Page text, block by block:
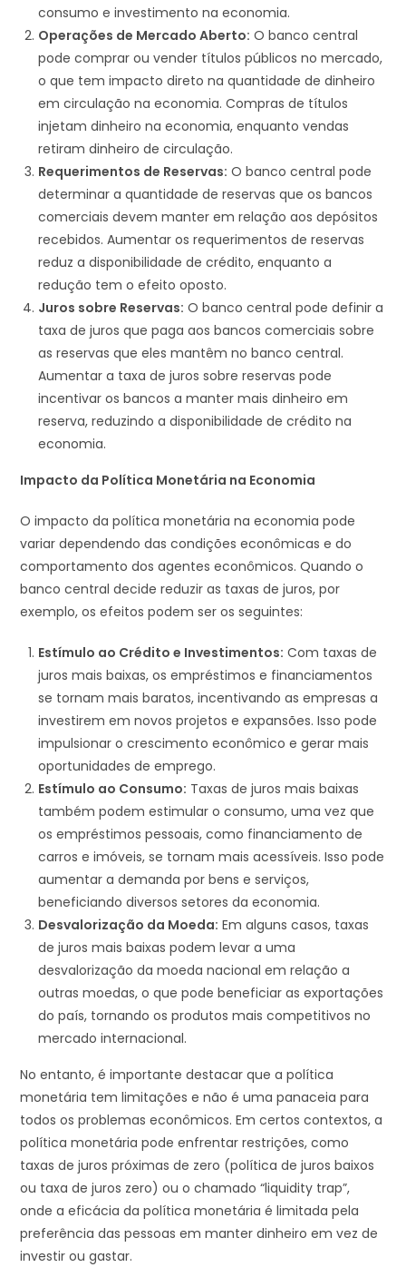
consumo e investimento na economia.
Operações de Mercado Aberto: O banco central
pode comprar ou vender títulos públicos no mercado,
o que tem impacto direto na quantidade de dinheiro
em circulação na economia. Compras de títulos
injetam dinheiro na economia, enquanto vendas
retiram dinheiro de circulação.
Requerimentos de Reservas: O banco central pode
determinar a quantidade de reservas que os bancos
comerciais devem manter em relação aos depósitos
recebidos. Aumentar os requerimentos de reservas
reduz a disponibilidade de crédito, enquanto a
redução tem o efeito oposto.
Juros sobre Reservas: O banco central pode definir a
taxa de juros que paga aos bancos comerciais sobre
as reservas que eles mantêm no banco central.
Aumentar a taxa de juros sobre reservas pode
incentivar os bancos a manter mais dinheiro em
reserva, reduzindo a disponibilidade de crédito na
economia.
Impacto da Política Monetária na Economia
O impacto da política monetária na economia pode
variar dependendo das condições econômicas e do
comportamento dos agentes econômicos. Quando o
banco central decide reduzir as taxas de juros, por
exemplo, os efeitos podem ser os seguintes:
Estímulo ao Crédito e Investimentos: Com taxas de
juros mais baixas, os empréstimos e financiamentos
se tornam mais baratos, incentivando as empresas a
investirem em novos projetos e expansões. Isso pode
impulsionar o crescimento econômico e gerar mais
oportunidades de emprego.
Estímulo ao Consumo: Taxas de juros mais baixas
também podem estimular o consumo, uma vez que
os empréstimos pessoais, como financiamento de
carros e imóveis, se tornam mais acessíveis. Isso pode
aumentar a demanda por bens e serviços,
beneficiando diversos setores da economia.
Desvalorização da Moeda: Em alguns casos, taxas
de juros mais baixas podem levar a uma
desvalorização da moeda nacional em relação a
outras moedas, o que pode beneficiar as exportações
do país, tornando os produtos mais competitivos no
mercado internacional.
No entanto, é importante destacar que a política
monetária tem limitações e não é uma panaceia para
todos os problemas econômicos. Em certos contextos, a
política monetária pode enfrentar restrições, como
taxas de juros próximas de zero (política de juros baixos
ou taxa de juros zero) ou o chamado “liquidity trap”,
onde a eficácia da política monetária é limitada pela
preferência das pessoas em manter dinheiro em vez de
investir ou gastar.